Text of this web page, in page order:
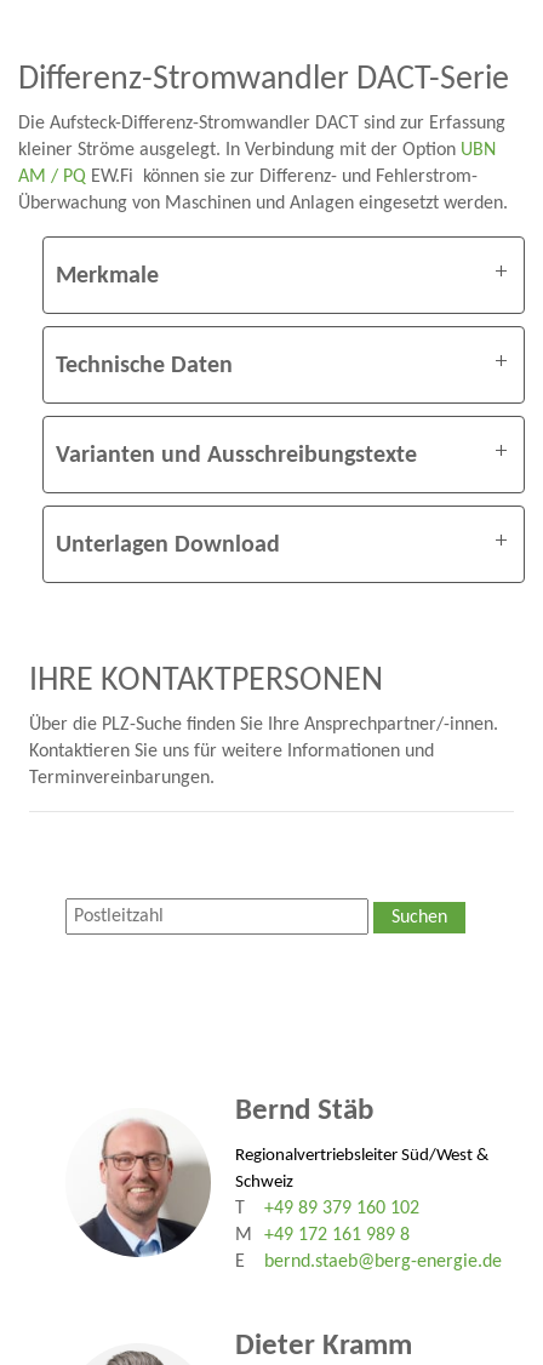
Differenz-Stromwandler DACT-Serie
Die Aufsteck-Differenz-Stromwandler DACT sind zur Erfassung
kleiner Ströme ausgelegt. In Verbindung mit der Option UBN
AM / PQ EW.Fi können sie zur Differenz- und Fehlerstrom-
Überwachung von Maschinen und Anlagen eingesetzt werden.
Merkmale
Technische Daten
Varianten und Ausschreibungstexte
Unterlagen Download
IHRE KONTAKTPERSONEN
Über die PLZ-Suche finden Sie Ihre Ansprechpartner/-innen.
Kontaktieren Sie uns für weitere Informationen und
Terminvereinbarungen.
Suchen
Bernd Stäb
Regionalvertriebsleiter Süd/West &
Schweiz
+49 89 379 160 102
M
+49 172 161 989 8
E
bernd.staeb@berg-energie.de
Dieter Kramm